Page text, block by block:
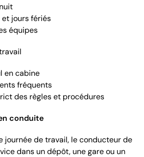
jours fériés
équipes
en cabine
fréquents
des règles et procédures
conduite
journée de travail, le conducteur de
dans un dépôt, une gare ou un